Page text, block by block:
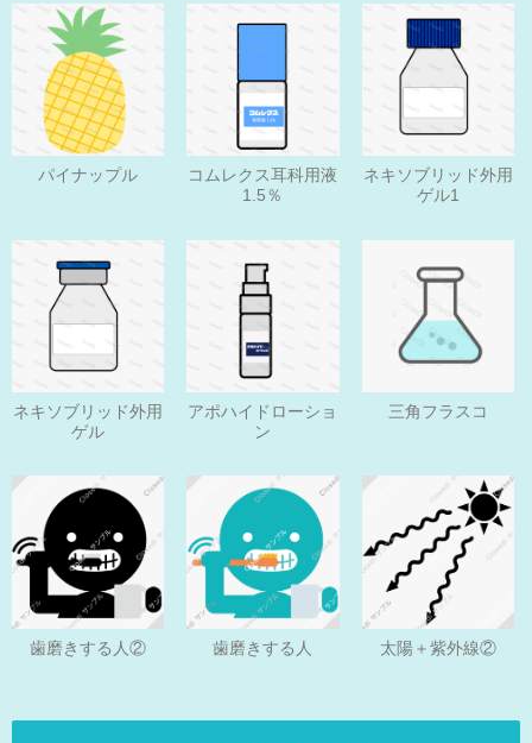
パイナップル
コムレクス耳科用液
1.5％
ネキソブリッド外用
ゲル1
ネキソブリッド外用
ゲル
アポハイドローショ
ン
三角フラスコ
歯磨きする人② 歯磨きする人 太陽＋紫外線②